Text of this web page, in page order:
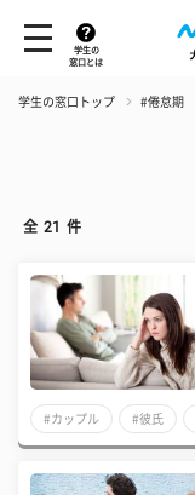
学生の
窓口とは
学生の窓口トップ #倦怠期
全 21 件
#カップル #彼氏